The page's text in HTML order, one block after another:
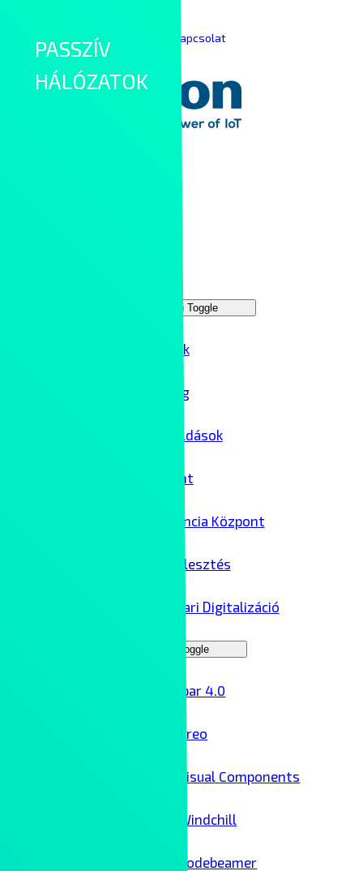
Kapcsolat
Menu Toggle
IT hálózatok
IT biztonság
Felhőmegoldások
Adatközpont
AI Kompetencia Központ
Szoftverfejlesztés
Ipar 4.0 – Ipari Digitalizáció
Menu Toggle
Ipar 4.0
Creo
Visual Components
Windchill
Codebeamer
PASSZÍV
HÁLÓZATOK